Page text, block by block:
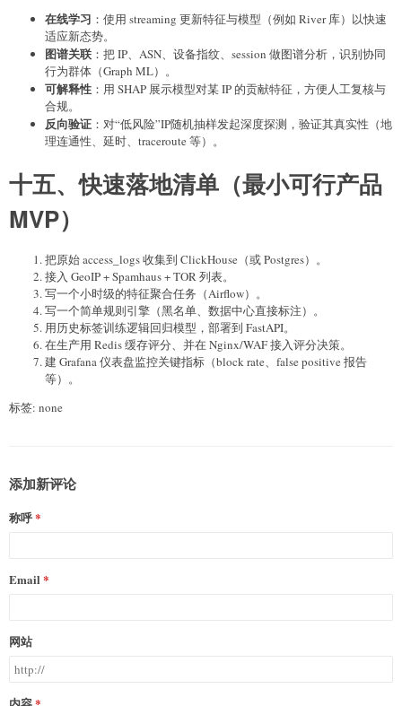
在线学习 ：使用 streaming 更新特征与模型（例如 River 库）以快速
适应新态势。
图谱关联 ：把 IP、ASN、设备指纹、session 做图谱分析，识别协同
行为群体（Graph ML）。
可解释性 ：用 SHAP 展示模型对某 IP 的贡献特征，方便人工复核与
合规。
反向验证 ：对“低风险”IP随机抽样发起深度探测，验证其真实性（地
理连通性、延时、traceroute 等）。
十五、快速落地清单（最小可行产品
MVP）
把原始 access_logs 收集到 ClickHouse（或 Postgres）。
接入 GeoIP + Spamhaus + TOR 列表。
写一个小时级的特征聚合任务（Airflow）。
写一个简单规则引擎（黑名单、数据中心直接标注）。
用历史标签训练逻辑回归模型，部署到 FastAPI。
在生产用 Redis 缓存评分、并在 Nginx/WAF 接入评分决策。
建 Grafana 仪表盘监控关键指标（block rate、false positive 报告
等）。
标签: none
添加新评论
称呼
Email
网站